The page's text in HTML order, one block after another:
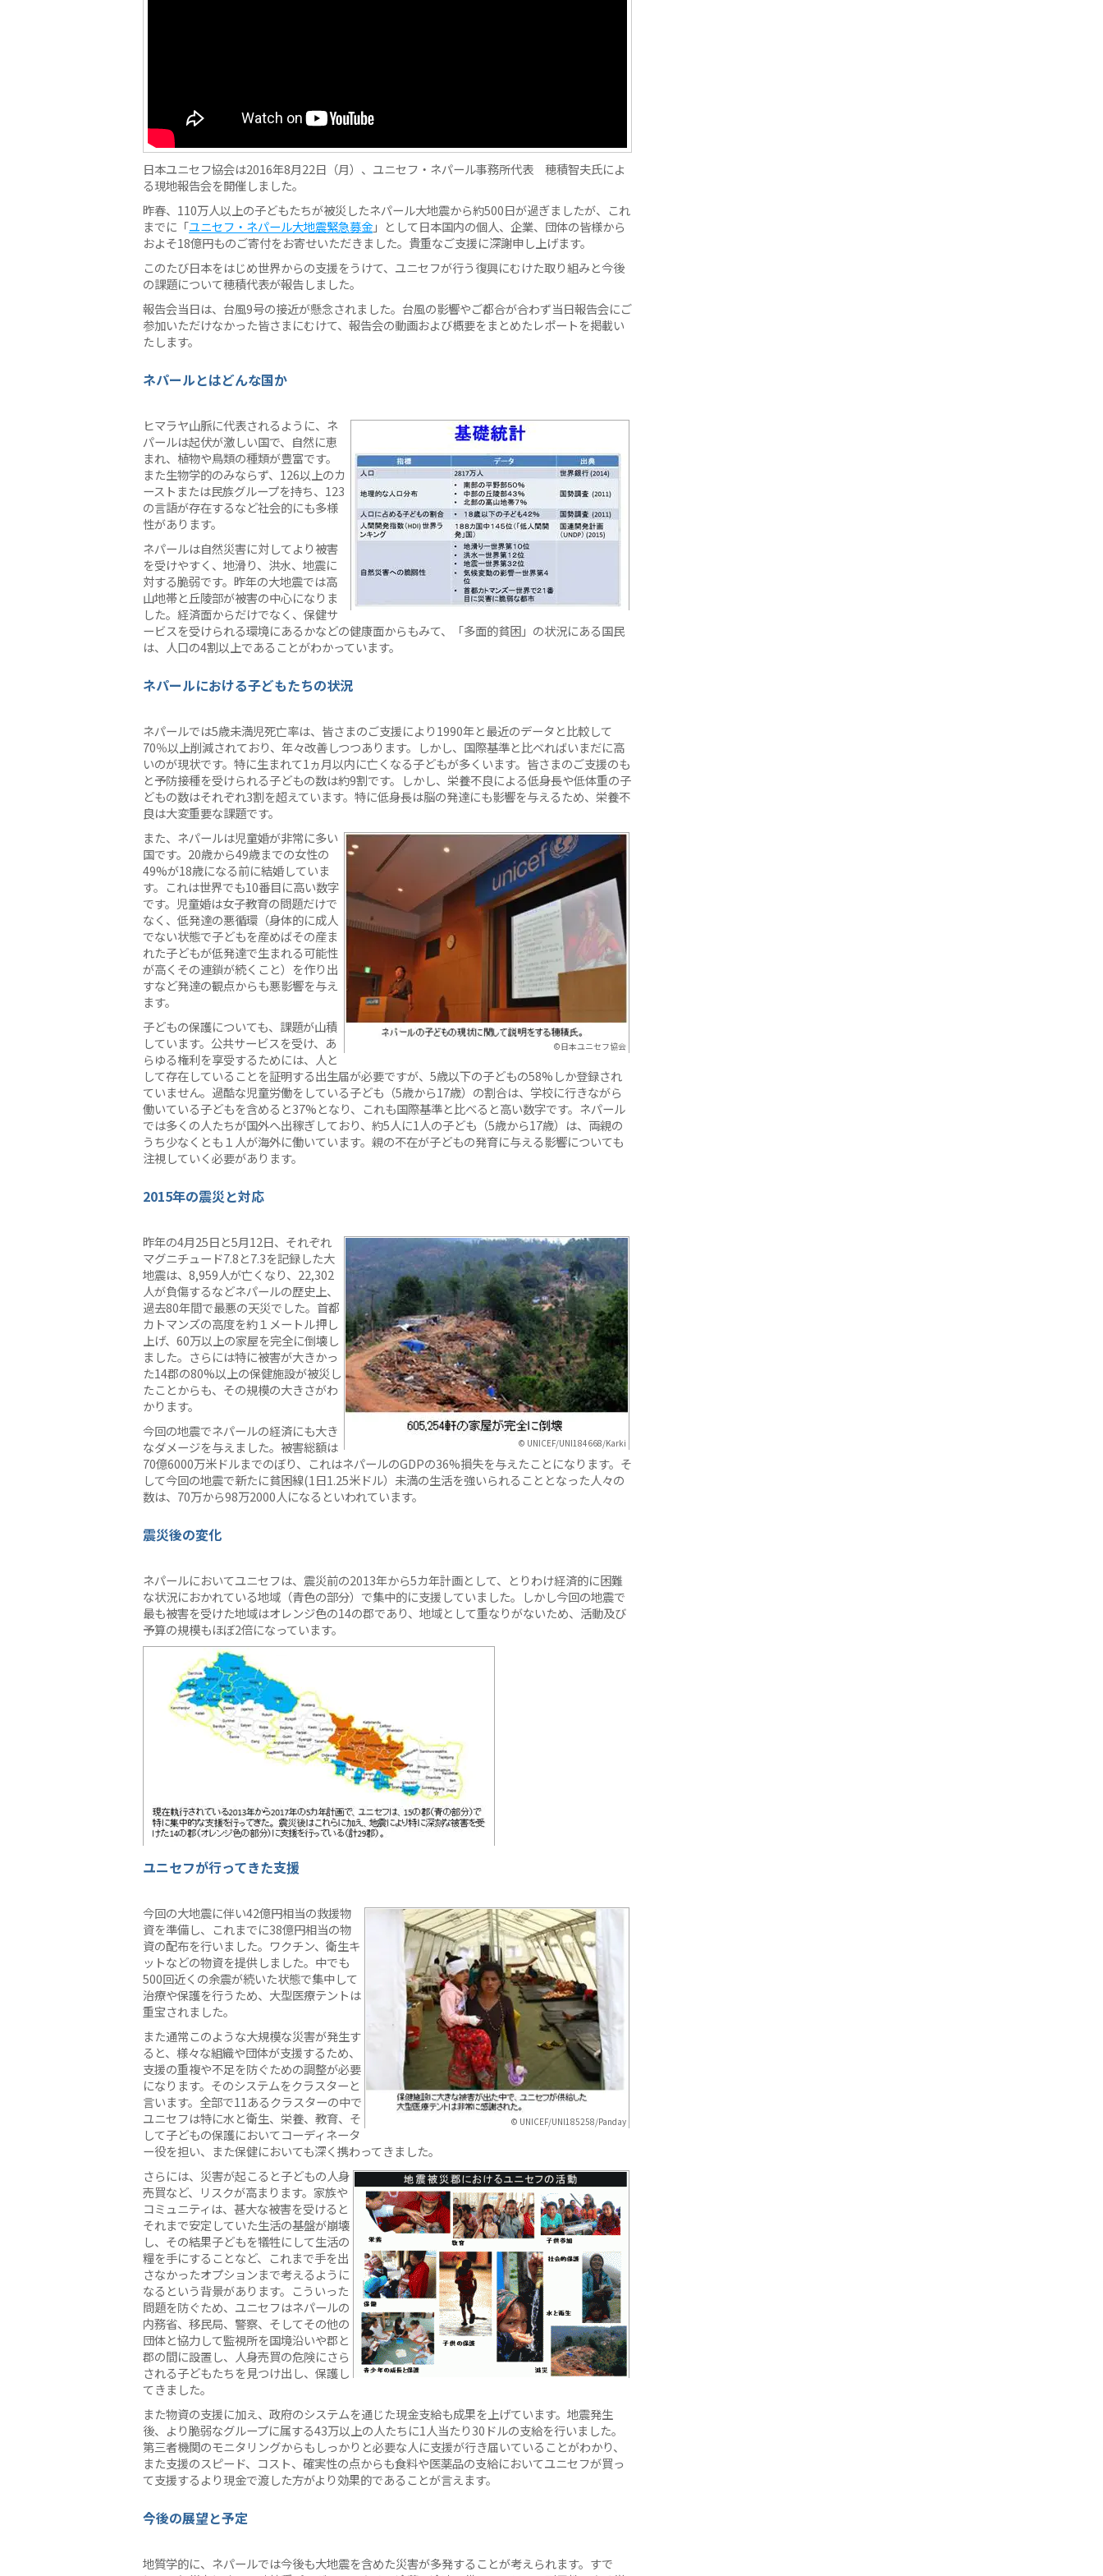
日本ユニセフ協会は2016年8月22日（月）、ユニセフ・ネパール事務所代表 穂積智夫氏によ
る現地報告会を開催しました。
昨春、110万人以上の子どもたちが被災したネパール大地震から約500日が過ぎましたが、これ
までに「ユニセフ・ネパール大地震緊急募金」として日本国内の個人、企業、団体の皆様から
およそ18億円ものご寄付をお寄せいただきました。貴重なご支援に深謝申し上げます。
このたび日本をはじめ世界からの支援をうけて、ユニセフが行う復興にむけた取り組みと今後
の課題について穂積代表が報告しました。
報告会当日は、台風9号の接近が懸念されました。台風の影響やご都合が合わず当日報告会にご
参加いただけなかった皆さまにむけて、報告会の動画および概要をまとめたレポートを掲載い
たします。
ネパールとはどんな国か
ヒマラヤ山脈に代表されるように、ネ
パールは起伏が激しい国で、自然に恵
まれ、植物や鳥類の種類が豊富です。
また生物学的のみならず、126以上のカ
ーストまたは民族グループを持ち、123
の言語が存在するなど社会的にも多様
性があります。
ネパールは自然災害に対してより被害
を受けやすく、地滑り、洪水、地震に
対する脆弱です。昨年の大地震では高
山地帯と丘陵部が被害の中心になりま
した。経済面からだけでなく、保健サ
ービスを受けられる環境にあるかなどの健康面からもみて、「多面的貧困」の状況にある国民
は、人口の4割以上であることがわかっています。
ネパールにおける子どもたちの状況
ネパールでは5歳未満児死亡率は、皆さまのご支援により1990年と最近のデータと比較して
70％以上削減されており、年々改善しつつあります。しかし、国際基準と比べればいまだに高
いのが現状です。特に生まれて1ヵ月以内に亡くなる子どもが多くいます。皆さまのご支援のも
と予防接種を受けられる子どもの数は約9割です。しかし、栄養不良による低身長や低体重の子
どもの数はそれぞれ3割を超えています。特に低身長は脳の発達にも影響を与えるため、栄養不
良は大変重要な課題です。
©日本ユニセフ協会
また、ネパールは児童婚が非常に多い
国です。20歳から49歳までの女性の
49%が18歳になる前に結婚していま
す。これは世界でも10番目に高い数字
です。児童婚は女子教育の問題だけで
なく、低発達の悪循環（身体的に成人
でない状態で子どもを産めばその産ま
れた子どもが低発達で生まれる可能性
が高くその連鎖が続くこと）を作り出
すなど発達の観点からも悪影響を与え
ます。
子どもの保護についても、課題が山積
しています。公共サービスを受け、あ
らゆる権利を享受するためには、人と
して存在していることを証明する出生届が必要ですが、5歳以下の子どもの58%しか登録され
ていません。過酷な児童労働をしている子ども（5歳から17歳）の割合は、学校に行きながら
働いている子どもを含めると37%となり、これも国際基準と比べると高い数字です。ネパール
では多くの人たちが国外へ出稼ぎしており、約5人に1人の子ども（5歳から17歳）は、両親の
うち少なくとも１人が海外に働いています。親の不在が子どもの発育に与える影響についても
注視していく必要があります。
2015年の震災と対応
© UNICEF/UNI184668/Karki
昨年の4月25日と5月12日、それぞれ
マグニチュード7.8と7.3を記録した大
地震は、8,959人が亡くなり、22,302
人が負傷するなどネパールの歴史上、
過去80年間で最悪の天災でした。首都
カトマンズの高度を約１メートル押し
上げ、60万以上の家屋を完全に倒壊し
ました。さらには特に被害が大きかっ
た14郡の80%以上の保健施設が被災し
たことからも、その規模の大きさがわ
かります。
今回の地震でネパールの経済にも大き
なダメージを与えました。被害総額は
70億6000万米ドルまでのぼり、これはネパールのGDPの36%損失を与えたことになります。そ
して今回の地震で新たに貧困線(1日1.25米ドル）未満の生活を強いられることとなった人々の
数は、70万から98万2000人になるといわれています。
震災後の変化
ネパールにおいてユニセフは、震災前の2013年から5カ年計画として、とりわけ経済的に困難
な状況におかれている地域（青色の部分）で集中的に支援していました。しかし今回の地震で
最も被害を受けた地域はオレンジ色の14の郡であり、地域として重なりがないため、活動及び
予算の規模もほぼ2倍になっています。
ユニセフが行ってきた支援
© UNICEF/UNI185258/Panday
今回の大地震に伴い42億円相当の救援物
資を準備し、これまでに38億円相当の物
資の配布を行いました。ワクチン、衛生キ
ットなどの物資を提供しました。中でも
500回近くの余震が続いた状態で集中して
治療や保護を行うため、大型医療テントは
重宝されました。
また通常このような大規模な災害が発生す
ると、様々な組織や団体が支援するため、
支援の重複や不足を防ぐための調整が必要
になります。そのシステムをクラスターと
言います。全部で11あるクラスターの中で
ユニセフは特に水と衛生、栄養、教育、そ
して子どもの保護においてコーディネータ
ー役を担い、また保健においても深く携わってきました。
さらには、災害が起こると子どもの人身
売買など、リスクが高まります。家族や
コミュニティは、甚大な被害を受けると
それまで安定していた生活の基盤が崩壊
し、その結果子どもを犠牲にして生活の
糧を手にすることなど、これまで手を出
さなかったオプションまで考えるように
なるという背景があります。こういった
問題を防ぐため、ユニセフはネパールの
内務省、移民局、警察、そしてその他の
団体と協力して監視所を国境沿いや郡と
郡の間に設置し、人身売買の危険にさら
される子どもたちを見つけ出し、保護し
てきました。
また物資の支援に加え、政府のシステムを通じた現金支給も成果を上げています。地震発生
後、より脆弱なグループに属する43万以上の人たちに1人当たり30ドルの支給を行いました。
第三者機関のモニタリングからもしっかりと必要な人に支援が行き届いていることがわかり、
また支援のスピード、コスト、確実性の点からも食料や医薬品の支給においてユニセフが買っ
て支援するより現金で渡した方がより効果的であることが言えます。
今後の展望と予定
地質学的に、ネパールでは今後も大地震を含めた災害が多発することが考えられます。すで